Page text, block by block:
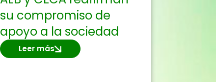
su compromiso de
apoyo a la sociedad
Leer más